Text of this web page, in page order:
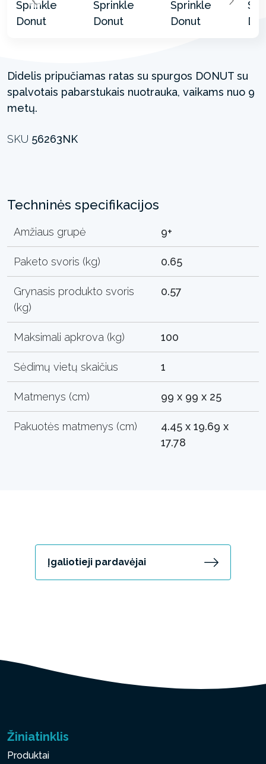
Didelis pripučiamas ratas su spurgos DONUT su
spalvotais pabarstukais nuotrauka, vaikams nuo 9
metų.
SKU 56263NK
Techninės specifikacijos
Amžiaus grupė 9+
Paketo svoris (kg) 0.65
Grynasis produkto svoris
(kg)
0.57
Maksimali apkrova (kg) 100
Sėdimų vietų skaičius 1
Matmenys (cm) 99 x 99 x 25
Pakuotės matmenys (cm)
4.45 x 19.69 x
17.78
Įgaliotieji pardavėjai
Žiniatinklis
Produktai